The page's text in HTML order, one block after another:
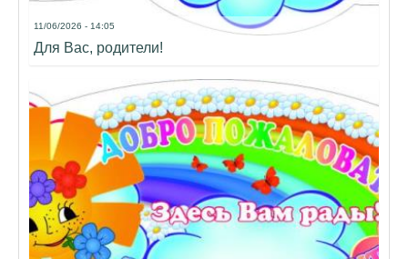
11/06/2026 - 14:05
Для Вас, родители!